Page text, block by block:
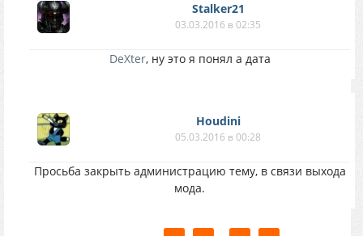
Stalker21
03.03.2016 в 02:35
DеXter, ну это я понял а дата
Houdini
05.03.2016 в 00:28
Просьба закрыть администрацию тему, в связи выхода
мода.